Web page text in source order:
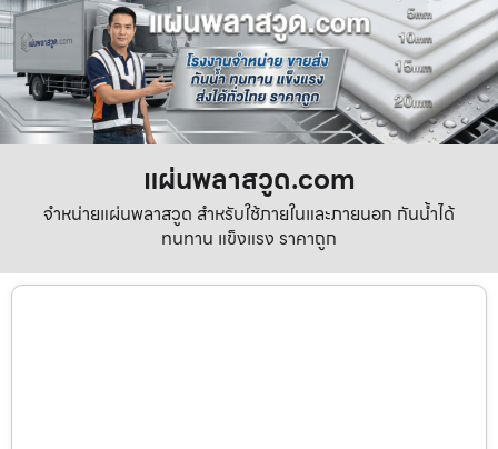
แผ่นพลาสวูด.com
จำหน่ายแผ่นพลาสวูด สำหรับใช้ภายในและภายนอก กันน้ำได้
ทนทาน แข็งแรง ราคาถูก